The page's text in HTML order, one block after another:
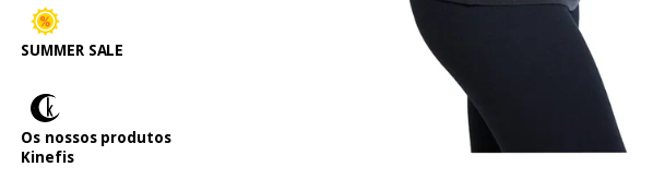
SUMMER SALE
Os nossos produtos
Kinefis